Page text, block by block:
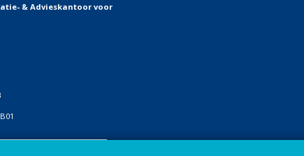
& Advieskantoor voor